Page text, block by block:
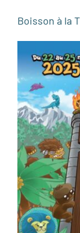
Boisson à la